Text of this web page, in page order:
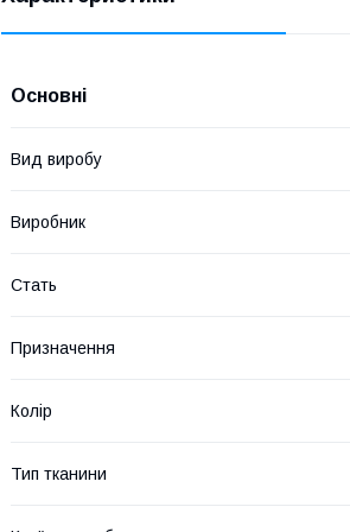
Основні
Вид виробу
Виробник
Стать
Призначення
Колір
Тип тканини